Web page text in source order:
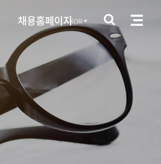
채용홈페이지KOR